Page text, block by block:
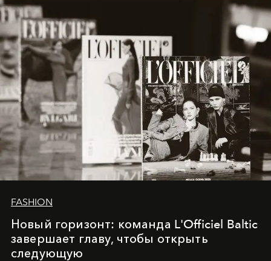
converge with surgical precision.
FASHION
Новый горизонт: команда L'Officiel Baltic
завершает главу, чтобы открыть
следующую